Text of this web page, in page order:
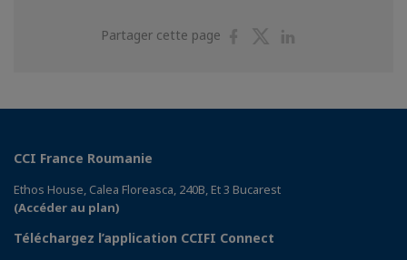
Partager cette page
PartagerPartager
CCI France Roumanie
Ethos House, Calea Floreasca, 240B, Et 3 Bucarest
(Accéder au plan)
Téléchargez l’application CCIFI Connect